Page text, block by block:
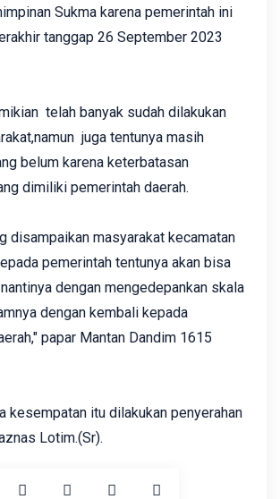
Sukma karena pemerintah ini
tanggap 26 September 2023
telah banyak sudah dilakukan
juga tentunya masih
belum karena keterbatasan
dimiliki pemerintah daerah.
disampaikan masyarakat kecamatan
pemerintah tentunya akan bisa
dengan mengedepankan skala
dengan kembali kepada
papar Mantan Dandim 1615
kesempatan itu dilakukan penyerahan
Lotim.(Sr).